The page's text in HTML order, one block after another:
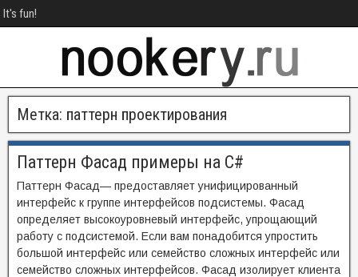
It's fun!
Метка: паттерн проектирования
Паттерн Фасад примеры на C#
Паттерн Фасад— предоставляет унифицированный
интерфейс к группе интерфейсов подсистемы. Фасад
определяет высокоуровневый интерфейс, упрощающий
работу с подсистемой. Если вам понадобится упростить
большой интерфейс или семейство сложных интерфейс или
семейство сложных интерфейсов. Фасад изолирует клиента